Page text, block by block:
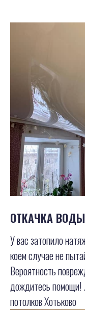
ОТКАЧКА
У вас затопило
коем случае не
Вероятность
дождитесь помощи!
потолков Хотьково